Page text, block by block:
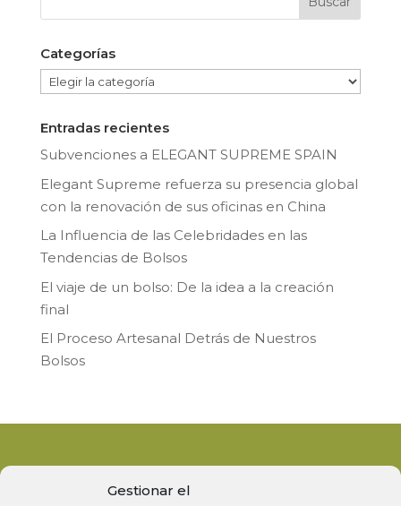
Gestionar el
Categorías
Categorías
Entradas recientes
Subvenciones a ELEGANT SUPREME SPAIN
Elegant Supreme refuerza su presencia global
con la renovación de sus oficinas en China
La Influencia de las Celebridades en las
Tendencias de Bolsos
El viaje de un bolso: De la idea a la creación
final
El Proceso Artesanal Detrás de Nuestros
Bolsos